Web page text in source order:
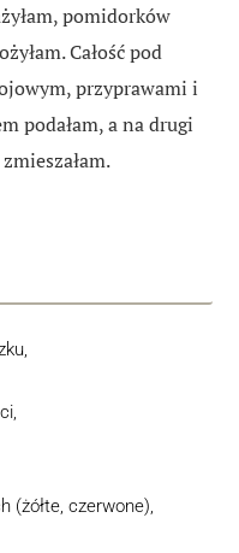
pomidorków
Całość pod
przyprawami i
podałam, a na drugi
(żółte, czerwone),